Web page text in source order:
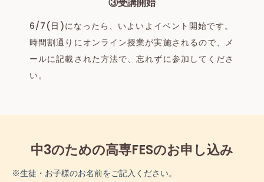
③受講開始
6/7(日)になったら、いよいよイベント開始です。
時間割通りにオンライン授業が実施されるので、メ
ールに記載された方法で、忘れずに参加してくださ
い。
中3のための高専FESのお申し込み